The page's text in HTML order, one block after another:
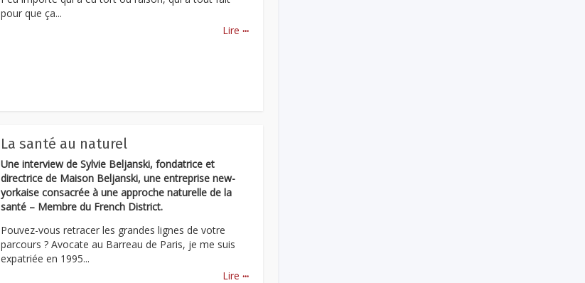
pour que ça...
Lire ...
La santé au naturel
Une interview de Sylvie Beljanski, fondatrice et
directrice de Maison Beljanski, une entreprise new-
yorkaise consacrée à une approche naturelle de la
santé – Membre du French District.
Pouvez-vous retracer les grandes lignes de votre
parcours ? Avocate au Barreau de Paris, je me suis
expatriée en 1995...
Lire ...